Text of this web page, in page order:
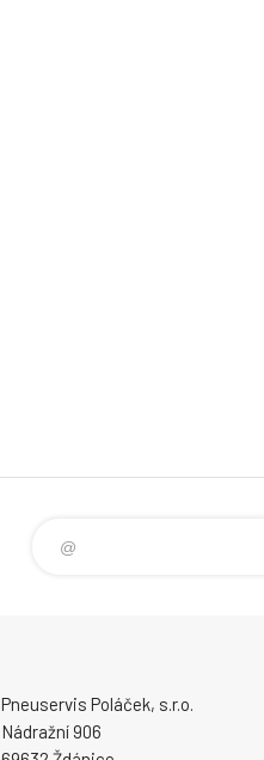
Pneuservis Poláček, s.r.o.
Nádražní 906